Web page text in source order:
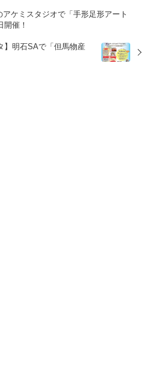
アケミスタジオで「手形足形アート
開催！
】明石SAで「但馬物産